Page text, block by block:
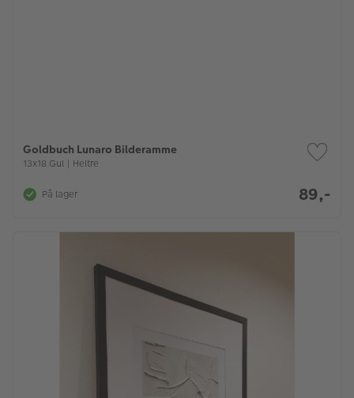
Goldbuch Lunaro Bilderamme
13x18 Gul | Heltre
På lager 89,-